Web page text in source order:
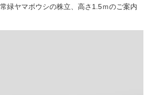
緑ヤマボウシの株立、高さ1.5ｍのご案内